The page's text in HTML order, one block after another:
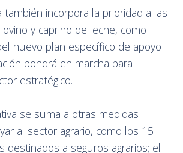
también incorpora la prioridad a las
y caprino de leche, como
nuevo plan específico de apoyo
pondrá en marcha para
estratégico.
se suma a otras medidas
al sector agrario, como los 15
destinados a seguros agrarios; el